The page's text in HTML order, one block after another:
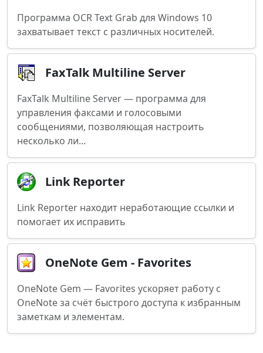
Программа OCR Text Grab для Windows 10
захватывает текст с различных носителей.
FaxTalk Multiline Server
FaxTalk Multiline Server — программа для
управления факсами и голосовыми
сообщениями, позволяющая настроить
несколько ли...
Link Reporter
Link Reporter находит неработающие ссылки и
помогает их исправить
OneNote Gem - Favorites
OneNote Gem — Favorites ускоряет работу с
OneNote за счёт быстрого доступа к избранным
заметкам и элементам.